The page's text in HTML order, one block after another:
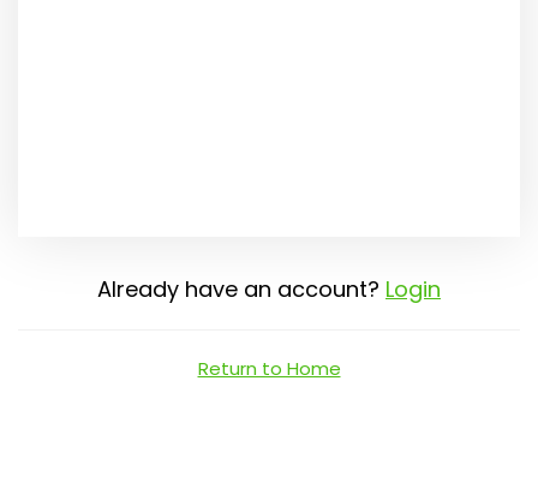
Already have an account? Login
Return to Home